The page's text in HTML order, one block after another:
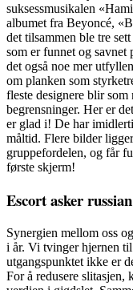
suksessmusikalen
albumet fra Beyoncé,
det tilsammen ble tre
som er funnet og savnet
det også noe mer
om planken som
fleste designere blir som
begrensninger. Her er
er glad i! De har
måltid. Flere bilder
gruppefordelen, og får
første skjerm!
Escort asker
Synergien mellom oss
i år. Vi tvinger hjernen
utgangspunktet ikke er
For å redusere